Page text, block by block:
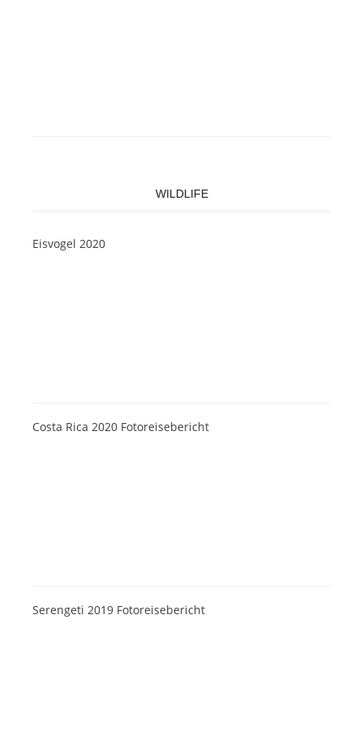
WILDLIFE
Eisvogel 2020
Costa Rica 2020 Fotoreisebericht
Serengeti 2019 Fotoreisebericht